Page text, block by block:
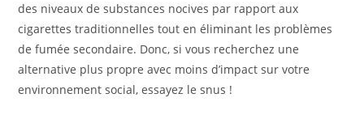
des niveaux de substances nocives par rapport aux
cigarettes traditionnelles tout en éliminant les problèmes
de fumée secondaire. Donc, si vous recherchez une
alternative plus propre avec moins d’impact sur votre
environnement social, essayez le snus !